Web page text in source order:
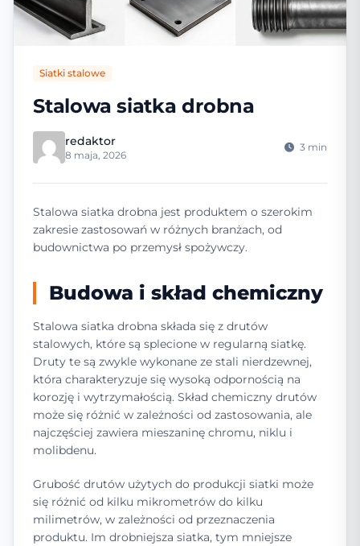
Siatki stalowe
Stalowa siatka drobna
redaktor
8 maja, 2026
3 min
Stalowa siatka drobna jest produktem o szerokim
zakresie zastosowań w różnych branżach, od
budownictwa po przemysł spożywczy.
Budowa i skład chemiczny
Stalowa siatka drobna składa się z drutów
stalowych, które są splecione w regularną siatkę.
Druty te są zwykle wykonane ze stali nierdzewnej,
która charakteryzuje się wysoką odpornością na
korozję i wytrzymałością. Skład chemiczny drutów
może się różnić w zależności od zastosowania, ale
najczęściej zawiera mieszaninę chromu, niklu i
molibdenu.
Grubość drutów użytych do produkcji siatki może
się różnić od kilku mikrometrów do kilku
milimetrów, w zależności od przeznaczenia
produktu. Im drobniejsza siatka, tym mniejsze